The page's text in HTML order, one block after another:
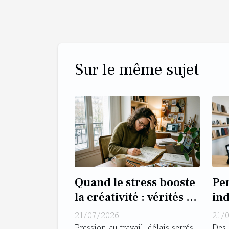
Sur le même sujet
Quand le stress booste
la créativité : vérités et
fausses excuses
21/07/2026
21/